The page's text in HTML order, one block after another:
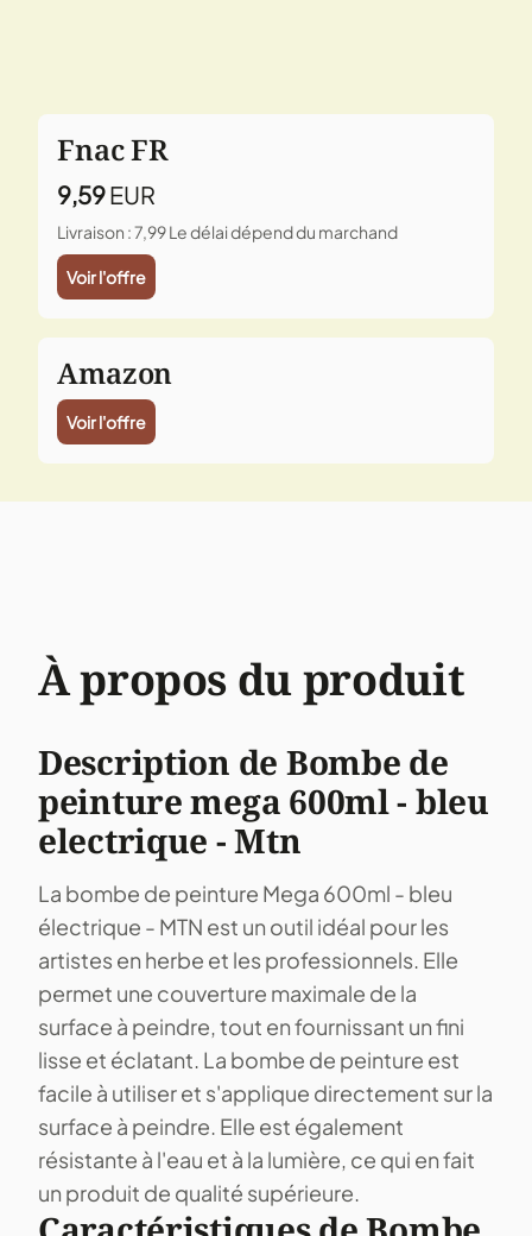
Fnac FR
9,59EUR
Livraison : 7,99Le délai dépend du marchand
Voir l'offre
Amazon
Voir l'offre
À propos du produit
Description de Bombe de
peinture mega 600ml - bleu
electrique - Mtn
La bombe de peinture Mega 600ml - bleu
électrique - MTN est un outil idéal pour les
artistes en herbe et les professionnels. Elle
permet une couverture maximale de la
surface à peindre, tout en fournissant un fini
lisse et éclatant. La bombe de peinture est
facile à utiliser et s'applique directement sur la
surface à peindre. Elle est également
résistante à l'eau et à la lumière, ce qui en fait
un produit de qualité supérieure.